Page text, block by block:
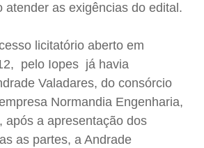
atender as exigências do edital.
licitatório aberto em
pelo Iopes já havia
Valadares, do consórcio
Normandia Engenharia,
após a apresentação dos
as partes, a Andrade